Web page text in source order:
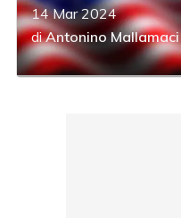
14 Mar 2024
diAntonino Mallamaci